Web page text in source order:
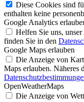
Diese Cookies sind
enthalten keine
Google Analytics
Helfen Sie uns,
finden Sie in den
Google Maps erlauben
Die Anzeige von
Maps erlauben. Näheres
OpenWeatherMaps
Die Anzeige von